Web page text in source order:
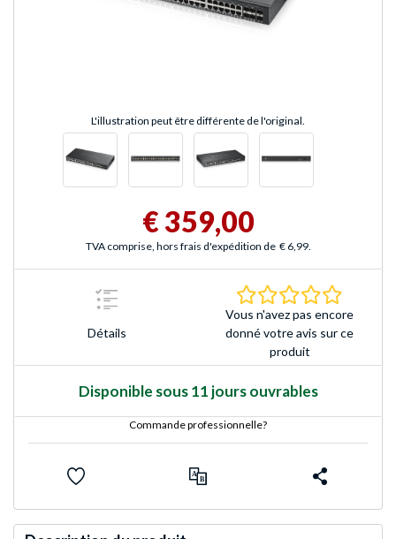
L'illustration peut être différente de l'original.
€ 359,00
TVA comprise, hors frais d'expédition de € 6,99.
Détails
Vous n'avez pas encore
donné votre avis sur ce
produit
Disponible sous 11 jours ouvrables
Commande professionnelle?